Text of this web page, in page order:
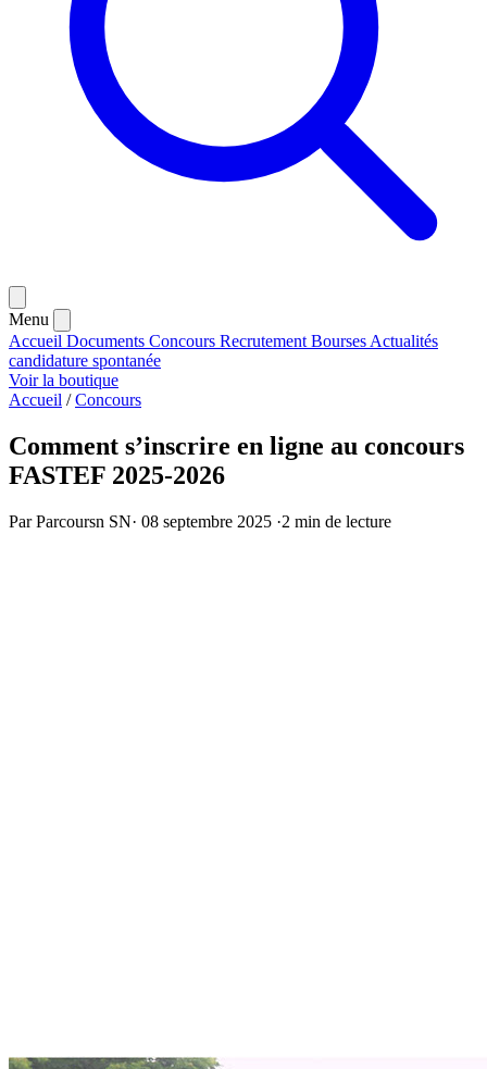
Menu
Accueil Documents Concours Recrutement Bourses Actualités
candidature spontanée
Voir la boutique
Accueil / Concours
Comment s’inscrire en ligne au concours
FASTEF 2025-2026
Par Parcoursn SN· 08 septembre 2025 ·2 min de lecture